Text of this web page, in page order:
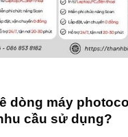
dòng máy
cầu sử dụng?